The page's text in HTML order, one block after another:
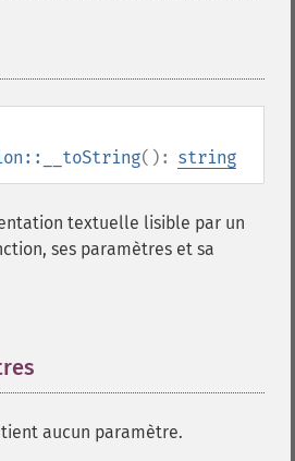
(): string
textuelle lisible par un
ses paramètres et sa
aucun paramètre.